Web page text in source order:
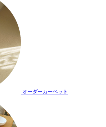
オーダーカーペット